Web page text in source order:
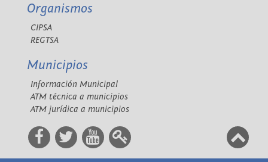
Organismos
CIPSA
REGTSA
Municipios
Información Municipal
ATM técnica a municipios
ATM jurídica a municipios